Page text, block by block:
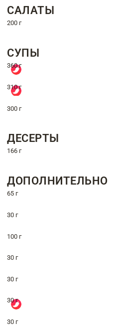
САЛАТЫ
200 г
СУПЫ
360 г
310 г
300 г
ДЕСЕРТЫ
166 г
ДОПОЛНИТЕЛЬНО
65 г
30 г
100 г
30 г
30 г
30 г
30 г